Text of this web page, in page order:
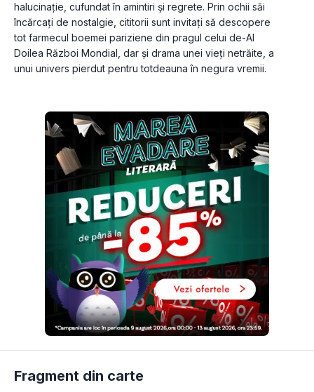
halucinație, cufundat în amintiri și regrete. Prin ochii săi
încărcați de nostalgie, cititorii sunt invitați să descopere
tot farmecul boemei pariziene din pragul celui de-Al
Doilea Război Mondial, dar și drama unei vieți netrăite, a
unui univers pierdut pentru totdeauna în negura vremii.
Fragment din carte